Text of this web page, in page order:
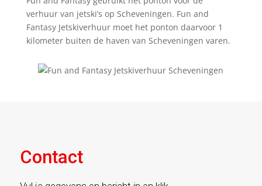
verhuur van jetski’s op Scheveningen. Fun and
Fantasy Jetskiverhuur moet het ponton daarvoor 1
kilometer buiten de haven van Scheveningen varen.
Contact